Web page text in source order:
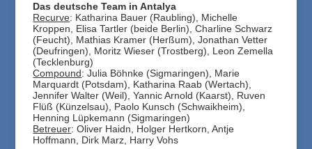
Das deutsche Team in Antalya
Recurve: Katharina Bauer (Raubling), Michelle
Kroppen, Elisa Tartler (beide Berlin), Charline Schwarz
(Feucht), Mathias Kramer (Herßum), Jonathan Vetter
(Deufringen), Moritz Wieser (Trostberg), Leon Zemella
(Tecklenburg)
Compound: Julia Böhnke (Sigmaringen), Marie
Marquardt (Potsdam), Katharina Raab (Wertach),
Jennifer Walter (Weil), Yannic Arnold (Kaarst), Ruven
Flüß (Künzelsau), Paolo Kunsch (Schwaikheim),
Henning Lüpkemann (Sigmaringen)
Betreuer: Oliver Haidn, Holger Hertkorn, Antje
Hoffmann, Dirk Marz, Harry Vohs